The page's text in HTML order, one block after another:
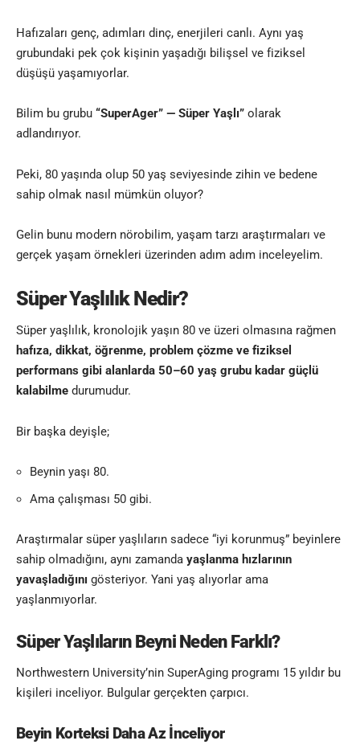
Hafızaları genç, adımları dinç, enerjileri canlı. Aynı yaş
grubundaki pek çok kişinin yaşadığı bilişsel ve fiziksel
düşüşü yaşamıyorlar.
Bilim bu grubu “SuperAger” — Süper Yaşlı” olarak
adlandırıyor.
Peki, 80 yaşında olup 50 yaş seviyesinde zihin ve bedene
sahip olmak nasıl mümkün oluyor?
Gelin bunu modern nörobilim, yaşam tarzı araştırmaları ve
gerçek yaşam örnekleri üzerinden adım adım inceleyelim.
Süper Yaşlılık Nedir?
Süper yaşlılık, kronolojik yaşın 80 ve üzeri olmasına rağmen
hafıza, dikkat, öğrenme, problem çözme ve fiziksel
performans gibi alanlarda 50–60 yaş grubu kadar güçlü
kalabilme durumudur.
Bir başka deyişle;
Beynin yaşı 80.
Ama çalışması 50 gibi.
Araştırmalar süper yaşlıların sadece “iyi korunmuş” beyinlere
sahip olmadığını, aynı zamanda yaşlanma hızlarının
yavaşladığını gösteriyor. Yani yaş alıyorlar ama
yaşlanmıyorlar.
Süper Yaşlıların Beyni Neden Farklı?
Northwestern University’nin SuperAging programı 15 yıldır bu
kişileri inceliyor. Bulgular gerçekten çarpıcı.
Beyin Korteksi Daha Az İnceliyor